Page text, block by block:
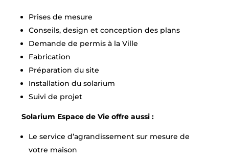
Prises de mesure
Conseils, design et conception des plans
Demande de permis à la Ville
Fabrication
Préparation du site
Installation du solarium
Suivi de projet
Solarium Espace de Vie offre aussi :
Le service d’agrandissement sur mesure de
votre maison